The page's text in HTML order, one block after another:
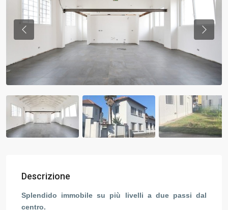
Previous
Descrizione
Splendido immobile su più livelli a due passi dal
centro.